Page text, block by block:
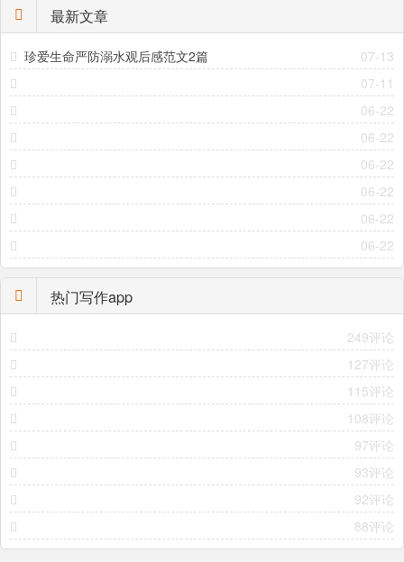
最新文章
07-13
珍爱生命严防溺水观后感范文2篇
07-11
06-22
06-22
06-22
06-22
06-22
06-22
热门写作app
249评论
127评论
115评论
108评论
97评论
93评论
92评论
88评论